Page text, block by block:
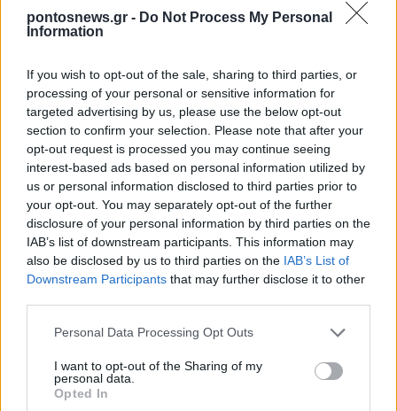
pontosnews.gr - Do Not Process My Personal
Information
If you wish to opt-out of the sale, sharing to third parties, or
processing of your personal or sensitive information for
targeted advertising by us, please use the below opt-out
section to confirm your selection. Please note that after your
opt-out request is processed you may continue seeing
interest-based ads based on personal information utilized by
us or personal information disclosed to third parties prior to
your opt-out. You may separately opt-out of the further
disclosure of your personal information by third parties on the
IAB’s list of downstream participants. This information may
also be disclosed by us to third parties on the IAB’s List of
Downstream Participants that may further disclose it to other
Please note that this website/app uses one or more Google
not limited to your visit or usage behaviour. You may click to
grant or deny consent to Google and its third-party tags to
use your data for below specified purposes in below Google
Personal Data Processing Opt Outs
I want to opt-out of the Sharing of my
personal data.
Opted In
ΚΟΣΜΟΣ
Βατικανό: Νέα συνάντηση Βαρθολομαίου με τον πάπα
Λέοντα – Τι συμφώνησαν
30/05/2025 - 6:34μμ